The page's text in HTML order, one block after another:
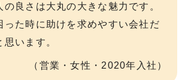
の良さは大丸の大きな魅力です。
った時に助けを求めやすい会社だ
思います。
（営業・女性・2020年入社）